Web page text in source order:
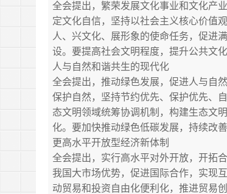
全会提出，繁荣发展文化事业和文化产
定文化自信，坚持以社会主义核心价值
人、兴文化、展形象的使命任务，促进
设。要提高社会文明程度，提升公共文
人与自然和谐共生的现代化
全会提出，推动绿色发展，促进人与自
保护自然，坚持节约优先、保护优先、
态文明领域统筹协调机制，构建生态文
化。要加快推动绿色低碳发展，持续改
更高水平开放型经济新体制
全会提出，实行高水平对外开放，开拓
我国大市场优势，促进国际合作，实现
动贸易和投资自由化便利化，推进贸易